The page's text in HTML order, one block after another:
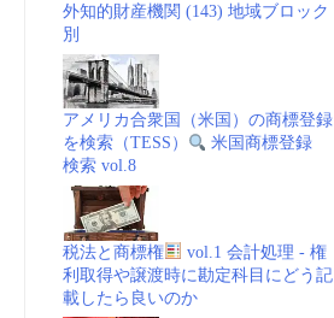
外知的財産機関 (143) 地域ブロック
別
アメリカ合衆国（米国）の商標登録
を検索（TESS）
米国商標登録
検索 vol.8
税法と商標権
vol.1 会計処理 - 権
利取得や譲渡時に勘定科目にどう記
載したら良いのか